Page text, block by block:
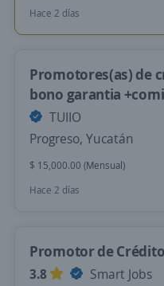
Hace 2 días
Promotores(as) de
bono garantia
TUIIO
Progreso, Yucatán
$ 15,000.00 (Mensual)
Hace 2 días
Promotor de Crédito
3.8
Smart Jobs